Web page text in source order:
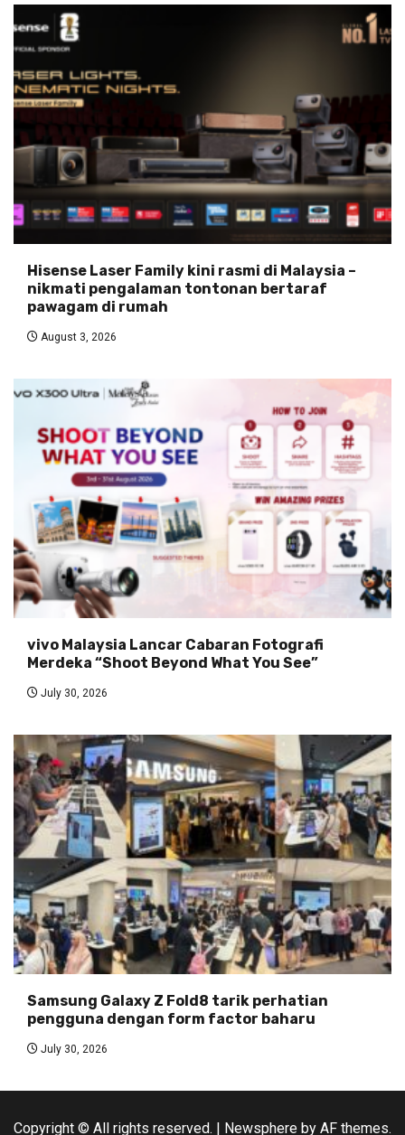
Hisense Laser Family kini rasmi di Malaysia –
nikmati pengalaman tontonan bertaraf
pawagam di rumah
August 3, 2026
vivo Malaysia Lancar Cabaran Fotografi
Merdeka “Shoot Beyond What You See”
July 30, 2026
Samsung Galaxy Z Fold8 tarik perhatian
pengguna dengan form factor baharu
July 30, 2026
Copyright © All rights reserved. | Newsphere by AF themes.